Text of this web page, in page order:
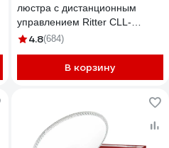
люстра с дистанционным
управлением Ritter CLL-
52224/100W, 52224 9
4.8(684)
В корзину